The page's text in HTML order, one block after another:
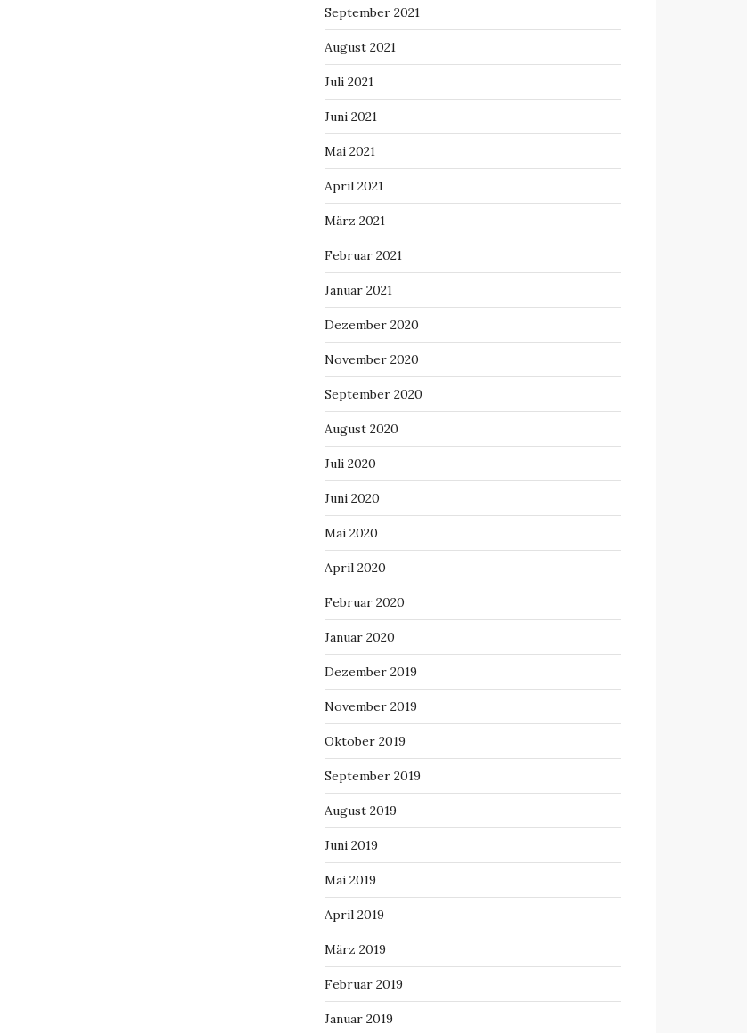
September 2021
August 2021
Juli 2021
Juni 2021
Mai 2021
April 2021
März 2021
Februar 2021
Januar 2021
Dezember 2020
November 2020
September 2020
August 2020
Juli 2020
Juni 2020
Mai 2020
April 2020
Februar 2020
Januar 2020
Dezember 2019
November 2019
Oktober 2019
September 2019
August 2019
Juni 2019
Mai 2019
April 2019
März 2019
Februar 2019
Januar 2019